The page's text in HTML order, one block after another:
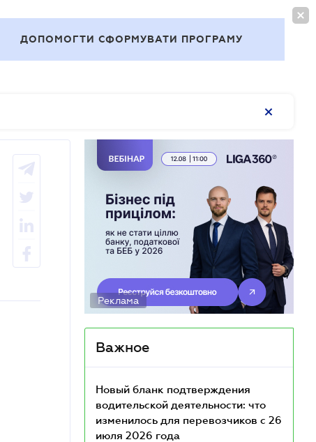
ДОПОМОГТИ СФОРМУВАТИ ПРОГРАМУ
Реклама
Важное
Новый бланк подтверждения
водительской деятельности: что
изменилось для перевозчиков с 26
июля 2026 года